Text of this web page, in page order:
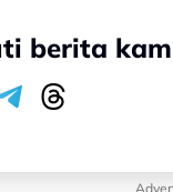
berita